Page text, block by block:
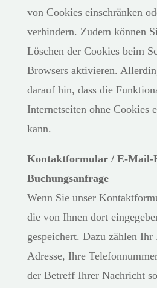
von Cookies einschränken
verhindern. Zudem können
Löschen der Cookies beim
Browsers aktivieren.
darauf hin, dass die
Internetseiten ohne Cookies
kann.
Kontaktformular / E-Mail-
Buchungsanfrage
Wenn Sie unser
die von Ihnen dort
gespeichert. Dazu zählen
Adresse, Ihre
der Betreff Ihrer Nachricht